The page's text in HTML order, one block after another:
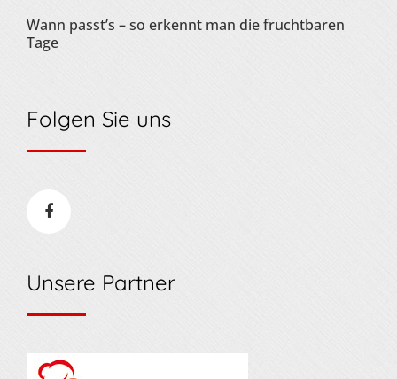
Wann passt’s – so erkennt man die fruchtbaren
Tage
Folgen Sie uns
Unsere Partner